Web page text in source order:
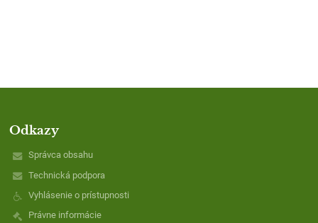
Odkazy
Správca obsahu
Technická podpora
Vyhlásenie o prístupnosti
Právne informácie